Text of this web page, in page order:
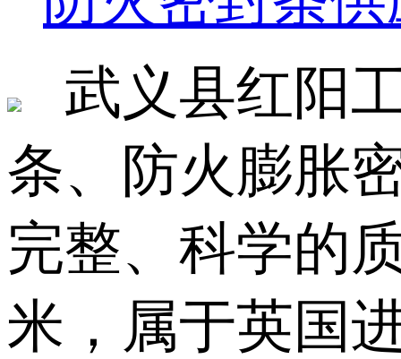
武义县红阳
条、防火膨胀
完整、科学的
米，属于英国